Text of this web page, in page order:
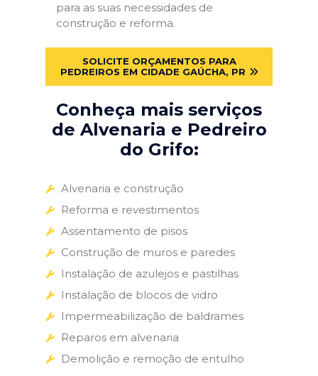
para as suas necessidades de
construção e reforma.
SOLICITE ORÇAMENTOS PARA
PEDREIROS EM CIDADE GAÚCHA, PR
Conheça mais serviços
de Alvenaria e Pedreiro
do Grifo:
Alvenaria e construção
Reforma e revestimentos
Assentamento de pisos
Construção de muros e paredes
Instalação de azulejos e pastilhas
Instalação de blocos de vidro
Impermeabilização de baldrames
Reparos em alvenaria
Demolição e remoção de entulho